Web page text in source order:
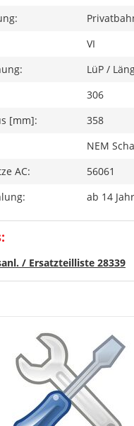
VI
LüP /
306
[mm]:
358
NEM
AC:
56061
ab 14
/ Ersatzteilliste 28339